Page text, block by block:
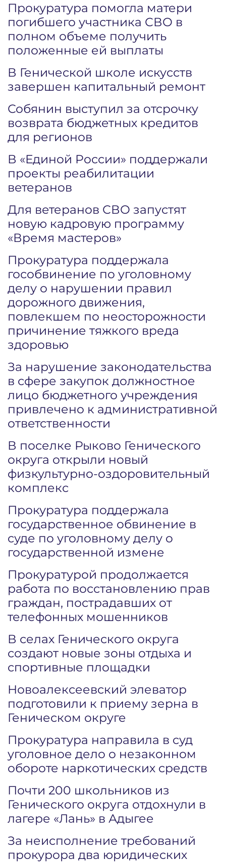
Прокуратура помогла матери
погибшего участника СВО в
полном объеме получить
положенные ей выплаты
В Генической школе искусств
завершен капитальный ремонт
Собянин выступил за отсрочку
возврата бюджетных кредитов
для регионов
В «Единой России» поддержали
проекты реабилитации
ветеранов
Для ветеранов СВО запустят
новую кадровую программу
«Время мастеров»
Прокуратура поддержала
гособвинение по уголовному
делу о нарушении правил
дорожного движения,
повлекшем по неосторожности
причинение тяжкого вреда
здоровью
За нарушение законодательства
в сфере закупок должностное
лицо бюджетного учреждения
привлечено к административной
ответственности
В поселке Рыково Генического
округа открыли новый
физкультурно-оздоровительный
комплекс
Прокуратура поддержала
государственное обвинение в
суде по уголовному делу о
государственной измене
Прокуратурой продолжается
работа по восстановлению прав
граждан, пострадавших от
телефонных мошенников
В селах Генического округа
создают новые зоны отдыха и
спортивные площадки
Новоалексеевский элеватор
подготовили к приему зерна в
Геническом округе
Прокуратура направила в суд
уголовное дело о незаконном
обороте наркотических средств
Почти 200 школьников из
Генического округа отдохнули в
лагере «Лань» в Адыгее
За неисполнение требований
прокурора два юридических